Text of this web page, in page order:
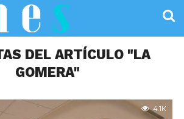
DEL ARTÍCULO "LA
GOMERA"
4.1K